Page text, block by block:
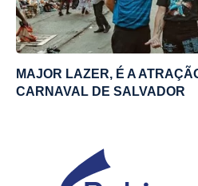
MAJOR LAZER, É A
CARNAVAL DE SALVADOR